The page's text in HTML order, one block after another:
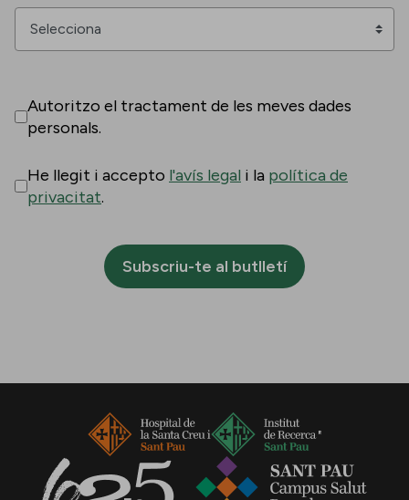
Autoritzo el tractament de les meves dades
personals.
He llegit i accepto l'avís legal i la política de
privacitat.
Subscriu-te al butlletí